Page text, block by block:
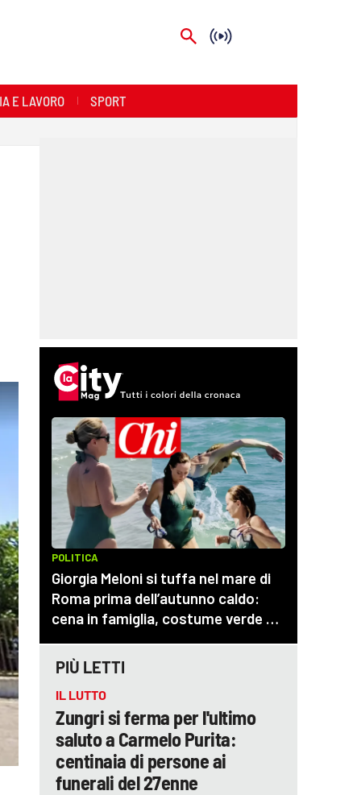
E LAVORO SPORT
PIÙ LETTI
IL LUTTO
Zungri si ferma per l'ultimo
saluto a Carmelo Purita:
centinaia di persone ai
funerali del 27enne